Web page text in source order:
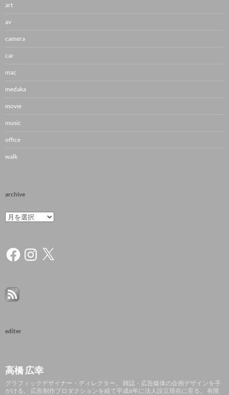
art
av
camera
car
mac
medaka
movie
music
office
walk
archive
archive
FacebookInstagram
X
editer